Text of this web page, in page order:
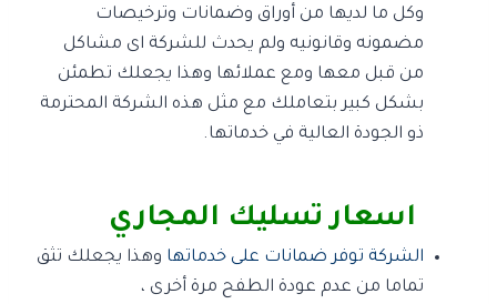
وكل ما لديها من أوراق وضمانات وترخيصات
مضمونه وقانونيه ولم يحدث للشركة اى مشاكل
من قبل معها ومع عملائها وهذا يجعلك تطمئن
بشكل كبير بتعاملك مع مثل هذه الشركة المحترمة
ذو الجودة العالية في خدماتها.
اسعار تسليك المجاري
الشركة توفر ضمانات على خدماتها وهذا يجعلك تثق
تماما من عدم عودة الطفح مرة أخرى ،